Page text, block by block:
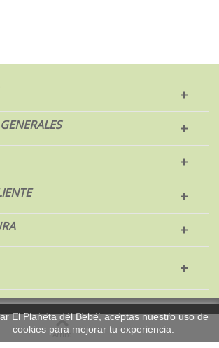
El Planeta del Bebé, aceptas nuestro uso de
cookies para mejorar tu experiencia.
del Bebé. Todos los derechos reservados.
Sobremesa
Arriba